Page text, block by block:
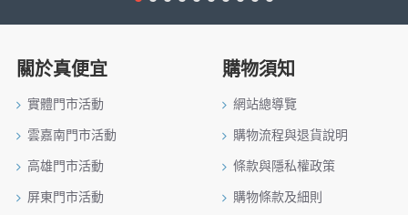
關於真便宜
實體門市活動
雲嘉南門市活動
高雄門市活動
屏東門市活動
購物須知
網站總導覽
購物流程與退貨說明
條款與隱私權政策
購物條款及細則